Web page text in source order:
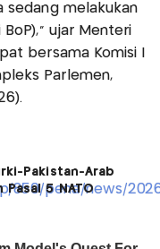
sedang melakukan
ujar Menteri
bersama Komisi I
Parlemen,
Pakistan-Arab
5 NATO